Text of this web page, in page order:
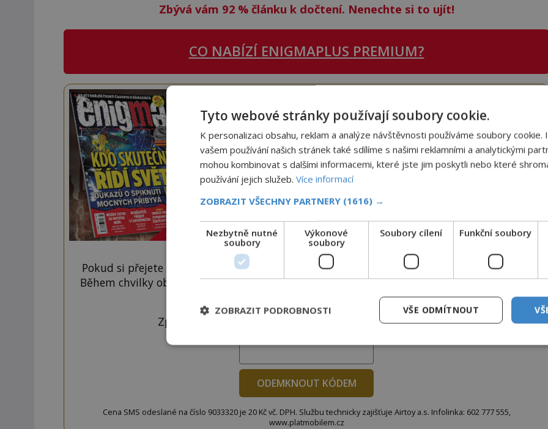
Zbývá vám 92 %článku k dočtení. Nenechte si to ujít!
CO NABÍZÍ ENIGMAPLUS PREMIUM?
itisícedalšíchskvělých článků.
Navíc od nás obdržíte i celou řadu
hodnotných bonusů
ODEMKNOUT ČLÁNEK
Pokud si přejete odemknout pouze tento článek, můžete tak učinit zasláním jediné SMS.
Během chvilky obdržíte číselný kód, který opíšete do následujícího okénka a kliknutím na
Zprávu ve tvaru "CTU CLANEK" odešlete na číslo903 33 20.
ODEMKNOUT KÓDEM
Cena SMS odeslané na číslo 9033320 je 20 Kč vč. DPH. Službu technicky zajišťuje Airtoy a.s. Infolinka: 602 777 555,
www.platmobilem.cz
Tyto webové stránky používají soubory cookie.
K personalizaci obsahu, reklam a analýze návštěvnosti používáme soubory cookie.
vašem používání našich stránek také sdílíme s našimi reklamními a analytickými
mohou kombinovat s dalšími informacemi, které jste jim poskytli nebo které
používání jejich služeb. Více informací
ZOBRAZIT VŠECHNY PARTNERY (1616) →
Nezbytně nutné
soubory
Výkonové
soubory
Soubory cílení Funkční soubory
VŠE ODMÍTNOUT
ZOBRAZIT PODROBNOSTI